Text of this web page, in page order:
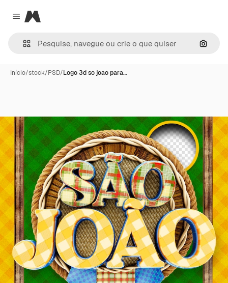
Close menu
Magnific
Início/stock/PSD/Logo 3d so joao para…